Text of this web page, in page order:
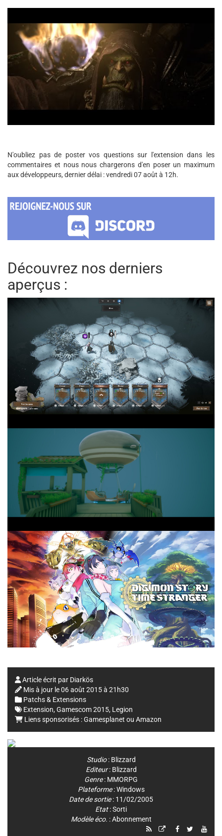
N'oubliez pas de poster vos questions sur l'extension dans les
commentaires et nous nous chargerons d'en poser un maximum
aux développeurs, dernier délai : vendredi 07 août à 12h.
Découvrez nos derniers
aperçus :
Article écrit par Diarkös
Mis à jour le06 août 2015 à 21h30
Patchs & Extensions
Extension, Gamescom 2015, Legion
Liens sponsorisés :Gamesplanet ou Amazon
Studio: Blizzard
Editeur: Blizzard
Genre: MMORPG
Plateforme:Windows
Date de sortie: 11/02/2005
Etat: Sorti
Modèle éco. : Abonnement